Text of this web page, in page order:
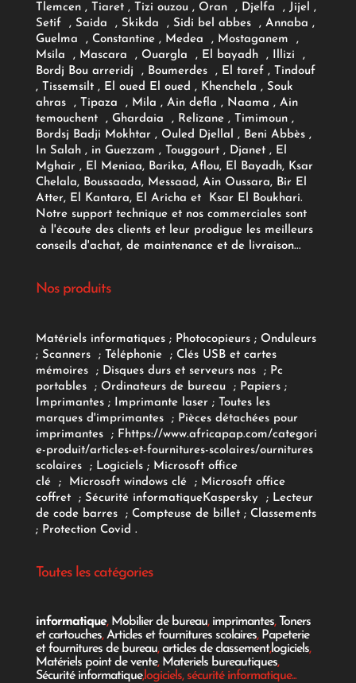
Tlemcen , Tiaret , Tizi ouzou , Oran , Djelfa , Jijel ,
Setif , Saida , Skikda , Sidi bel abbes , Annaba ,
Guelma , Constantine , Medea , Mostaganem ,
Msila , Mascara , Ouargla , El bayadh , Illizi ,
Bordj Bou arreridj , Boumerdes , El taref , Tindouf
, Tissemsilt , El oued El oued , Khenchela , Souk
ahras , Tipaza , Mila , Ain defla , Naama , Ain
temouchent , Ghardaia , Relizane , Timimoun ,
Bordsj Badji Mokhtar , Ouled Djellal , Beni Abbès ,
In Salah , in Guezzam , Touggourt , Djanet , El
Mghair , El Meniaa, Barika, Aflou, El Bayadh, Ksar
Chelala, Boussaada, Messaad, Ain Oussara, Bir El
Atter, El Kantara, El Aricha et Ksar El Boukhari.
Notre support technique et nos commerciales sont
à l'écoute des clients et leur prodigue les meilleurs
conseils d'achat, de maintenance et de livraison...
Nos produits
Matériels informatiques; Photocopieurs; Onduleurs
; Scanners ; Téléphonie ; Clés USB et cartes
mémoires
; Disques durs et serveurs nas ; Pc
portables
; Ordinateurs de bureau ; Papiers;
Imprimantes;Imprimante laser; Toutes les
marques d'imprimantes
; Pièces détachées pour
imprimantes
; F https://www.africapap.com/categori
e-produit/articles-et-fournitures-scolaires/ournitures
scolaires; Logiciels ; Microsoft office
clé
; Microsoft windows clé; Microsoft office
coffret ; Sécurité informatiqueKaspersky ; Lecteur
de code barres
; Compteuse de billet; Classements
; Protection Covid .
Toutes les catégories
informatique, Mobilier de bureau, imprimantes, Toners
et cartouches,Articles et fournitures scolaires, Papeterie
et fournitures de bureau,articles de classement,logiciels,
Matériels point de vente, Materiels bureautiques,
Sécurité informatique,logiciels, sécurité informatique...